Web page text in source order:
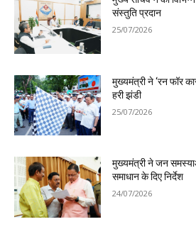
संस्तुति प्रदान
25/07/2026
मुख्यमंत्री ने ‘रन फॉर
हरी झंडी
25/07/2026
मुख्यमंत्री ने जन
समाधान के दिए निर्देश
24/07/2026